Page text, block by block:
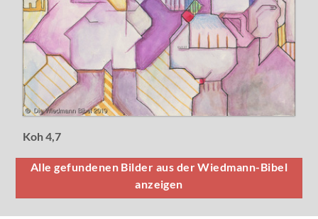
Koh 4,7
Alle gefundenen Bilder aus der Wiedmann-Bibel
anzeigen